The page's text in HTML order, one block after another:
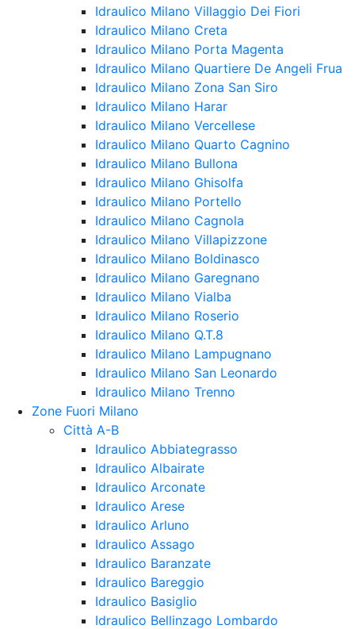
Idraulico Milano Villaggio Dei Fiori
Idraulico Milano Creta
Idraulico Milano Porta Magenta
Idraulico Milano Quartiere De Angeli Frua
Idraulico Milano Zona San Siro
Idraulico Milano Harar
Idraulico Milano Vercellese
Idraulico Milano Quarto Cagnino
Idraulico Milano Bullona
Idraulico Milano Ghisolfa
Idraulico Milano Portello
Idraulico Milano Cagnola
Idraulico Milano Villapizzone
Idraulico Milano Boldinasco
Idraulico Milano Garegnano
Idraulico Milano Vialba
Idraulico Milano Roserio
Idraulico Milano Q.T.8
Idraulico Milano Lampugnano
Idraulico Milano San Leonardo
Idraulico Milano Trenno
Zone Fuori Milano
Città A-B
Idraulico Abbiategrasso
Idraulico Albairate
Idraulico Arconate
Idraulico Arese
Idraulico Arluno
Idraulico Assago
Idraulico Baranzate
Idraulico Bareggio
Idraulico Basiglio
Idraulico Bellinzago Lombardo